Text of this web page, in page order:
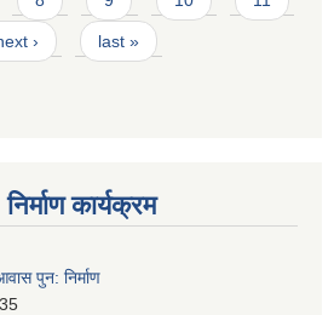
› last »
कार्यक्रम
पुन: निर्माण